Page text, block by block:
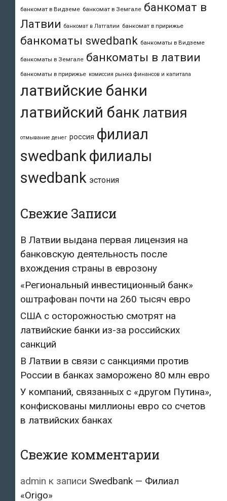
банкомат в Видземе банкомат в Земгале банкомат в
Латвии банкомат в Латгалии банкомат в пририжье
банкоматы swedbank банкоматы в Видземе
банкоматы в Земгале банкоматы в латвии
банкоматы в пририжье комиссия рынка финансов и капитала
латвийские банки
латвийский банк латвия
отмывание денег россия филиал
swedbankфилиалы
swedbank эстония
Свежие Записи
В Латвии выдана первая лицензия на
банковскую деятельность после
вхождения страны в еврозону
«Региональный инвестиционный банк»
оштрафован почти на 260 тысяч евро
США с осторожностью смотрят на
латвийские банки из-за российских
санкций
В Латвии в связи с санкциями против
России в банках заморожено 80 млн евро
У компаний, связанных с «другом Путина»,
конфискованы миллионы евро со счетов
в латвийских банках
Свежие комментарии
admin к записи Swedbank — Филиал
«Origo»